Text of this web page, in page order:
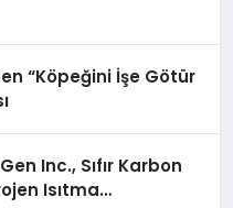
“Köpeğini İşe Götür
Inc., Sıfır Karbon
Isıtma